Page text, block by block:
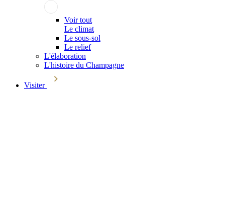
Voir tout
Le climat
Le sous-sol
Le relief
L'élaboration
L'histoire du Champagne
Visiter